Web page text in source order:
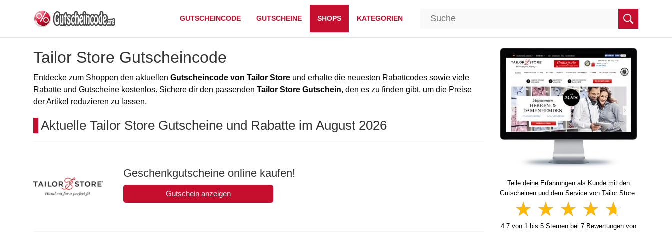
GUTSCHEINCODE GUTSCHEINE SHOPS KATEGORIEN
Tailor Store Gutscheincode
Entdecke zum Shoppen den aktuellen Gutscheincode von Tailor Store und erhalte die neuesten Rabattcodes sowie viele
Rabatte und Gutscheine kostenlos. Sichere dir den passenden Tailor Store Gutschein, den es zu finden gibt, um die Preise
der Artikel reduzieren zu lassen.
Aktuelle Tailor Store Gutscheine und Rabatte im August 2026
Geschenkgutscheine online kaufen!
Gutschein anzeigen
Teile deine Erfahrungen als Kunde mit den
Gutscheinen und dem Service von Tailor Store.
4.7von 1bis 5Sternen bei 7Bewertungen von